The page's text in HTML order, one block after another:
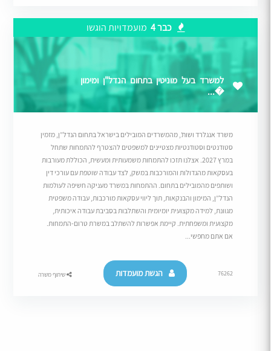
כבר 4 מועמדויות הוגשו
למשרד בעל מוניטין בתחום הנדל"ן ומימון
�...
משרד אנגלרד ושות’, מהמשרדים המובילים בישראל בתחום הנדל”ן, מזמין
סטודנטים וסטודנטיות מצטיינים למשפטים להצטרף להתמחות שתחל
במרץ 2027. אצלנו תזכו להתמחות משמעותית ומעשית, הכוללת מעורבות
בעסקאות מהגדולות והמורכבות במשק, לצד עבודה שוטפת עם עורכי דין
ושותפים מהמובילים בתחום. ההתמחות במשרד מעניקה חשיפה לעולמות
הנדל”ן, המימון והבנקאות, תוך ליווי עסקאות מורכבות, עבודה משפטית
מגוונת, למידה מקצועית יומיומית והשתלבות בסביבת עבודה איכותית,
מקצועית ומשפחתית. קיימת אפשרות להשתלב במשרת טרום-התמחות.
אם אתם מחפשי...
76262 הגשת מועמדות שיתוף משרה